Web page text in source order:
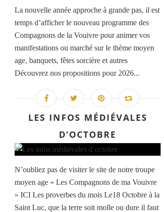
La nouvelle année approche à grande pas, il est
temps d’afficher le nouveau programme des
Compagnons de la Vouivre pour animer vos
manifestations ou marché sur le thème moyen
age, banquets, fêtes sorcière et autres
Découvrez nos propositions pour 2026...
LES INFOS MÉDIÉVALES
D’OCTOBRE
N’oubliez pas de visiter le site de notre troupe
moyen age « Les Compagnons de ma Vouivre
» ICI Les proverbes du mois Le18 Octobre à la
Saint Luc, que la terre soit molle ou dure il faut